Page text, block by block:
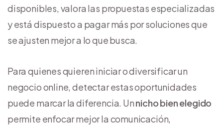
disponibles, valora las propuestas especializadas
y está dispuesto a pagar más por soluciones que
se ajusten mejor a lo que busca.
Para quienes quieren iniciar o diversificar un
negocio online, detectar estas oportunidades
puede marcar la diferencia. Unnicho bien elegido
permite enfocar mejor la comunicación,